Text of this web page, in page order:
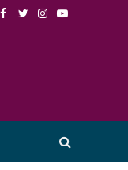
Facebook
TwitterInstagram
YouTube